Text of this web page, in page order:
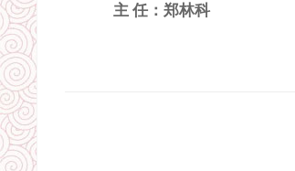
主 任：郑林科